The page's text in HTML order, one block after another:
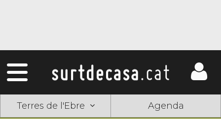
Terres de l'Ebre Agenda